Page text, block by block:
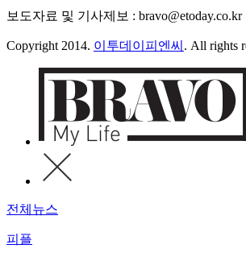
보도자료 및 기사제보 : bravo@etoday.co.kr
Copyright 2014. 이투데이피엔씨 . All rights
전체뉴스
피플